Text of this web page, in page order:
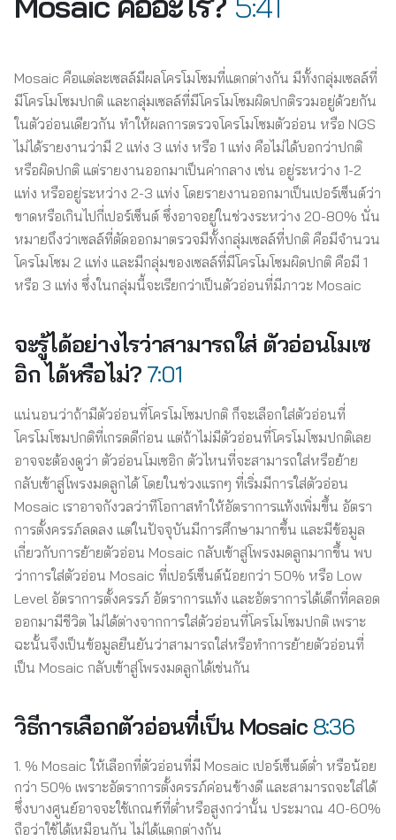
Mosaic คือแต่ละเซลล์มีผลโครโมโซมที่แตกต่างกัน มีทั้งกลุ่มเซลล์ที่
มีโครโมโซมปกติ และกลุ่มเซลล์ที่มีโครโมโซมผิดปกติรวมอยู่ด้วยกัน
ในตัวอ่อนเดียวกัน ทำให้ผลการตรวจโครโมโซมตัวอ่อน หรือ NGS
ไม่ได้รายงานว่ามี 2 แท่ง 3 แท่ง หรือ 1 แท่ง คือไม่ได้บอกว่าปกติ
หรือผิดปกติ แต่รายงานออกมาเป็นค่ากลาง เช่น อยู่ระหว่าง 1-2
แท่ง หรืออยู่ระหว่าง 2-3 แท่ง โดยรายงานออกมาเป็นเปอร์เซ็นต์ว่า
ขาดหรือเกินไปกี่เปอร์เซ็นต์ ซึ่งอาจอยู่ในช่วงระหว่าง 20-80% นั่น
หมายถึงว่าเซลล์ที่ตัดออกมาตรวจมีทั้งกลุ่มเซลล์ที่ปกติ คือมีจำนวน
โครโมโซม 2 แท่ง และมีกลุ่มของเซลล์ที่มีโครโมโซมผิดปกติ คือมี 1
หรือ 3 แท่ง ซึ่งในกลุ่มนี้จะเรียกว่าเป็นตัวอ่อนที่มีภาวะ Mosaic
จะรู้ได้อย่างไรว่าสามารถใส่ ตัวอ่อนโมเซ
อิกได้หรือไม่? 7:01
แน่นอนว่าถ้ามีตัวอ่อนที่โครโมโซมปกติ ก็จะเลือกใส่ตัวอ่อนที่
โครโมโซมปกติที่เกรดดีก่อน แต่ถ้าไม่มีตัวอ่อนที่โครโมโซมปกติเลย
อาจจะต้องดูว่า ตัวอ่อนโมเซอิก ตัวไหนที่จะสามารถใส่หรือย้าย
กลับเข้าสู่โพรงมดลูกได้ โดยในช่วงแรกๆ ที่เริ่มมีการใส่ตัวอ่อน
Mosaic เราอาจกังวลว่าทีโอกาสทำให้อัตราการแท้งเพิ่มขึ้น อัตรา
การตั้งครรภ์ลดลง แต่ในปัจจุบันมีการศึกษามากขึ้น และมีข้อมูล
เกี่ยวกับการย้ายตัวอ่อน Mosaic กลับเข้าสู่โพรงมดลูกมากขึ้น พบ
ว่าการใส่ตัวอ่อน Mosaic ที่เปอร์เซ็นต์น้อยกว่า 50% หรือ Low
Level อัตราการตั้งครรภ์ อัตราการแท้ง และอัตราการได้เด็กที่คลอด
ออกมามีชีวิต ไม่ได้ต่างจากการใส่ตัวอ่อนที่โครโมโซมปกติ เพราะ
ฉะนั้นจึงเป็นข้อมูลยืนยันว่าสามารถใส่หรือทำการย้ายตัวอ่อนที่
เป็น Mosaic กลับเข้าสู่โพรงมดลูกได้เช่นกัน
วิธีการเลือกตัวอ่อนที่เป็น Mosaic 8:36
% Mosaic ให้เลือกที่ตัวอ่อนที่มี Mosaic เปอร์เซ็นต์ต่ำ หรือน้อย
กว่า 50% เพราะอัตราการตั้งครรภ์ค่อนข้างดี และสามารถจะใส่ได้
ซึ่งบางศูนย์อาจจะใช้เกณฑ์ที่ต่ำหรือสูงกว่านั้น ประมาณ 40-60%
ถือว่าใช้ได้เหมือนกัน ไม่ได้แตกต่างกัน